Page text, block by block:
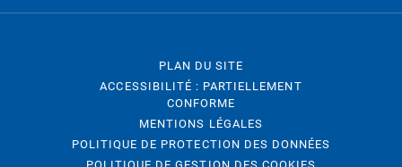
PLAN DU SITE
ACCESSIBILITÉ : PARTIELLEMENT
CONFORME
MENTIONS LÉGALES
POLITIQUE DE PROTECTION DES DONNÉES